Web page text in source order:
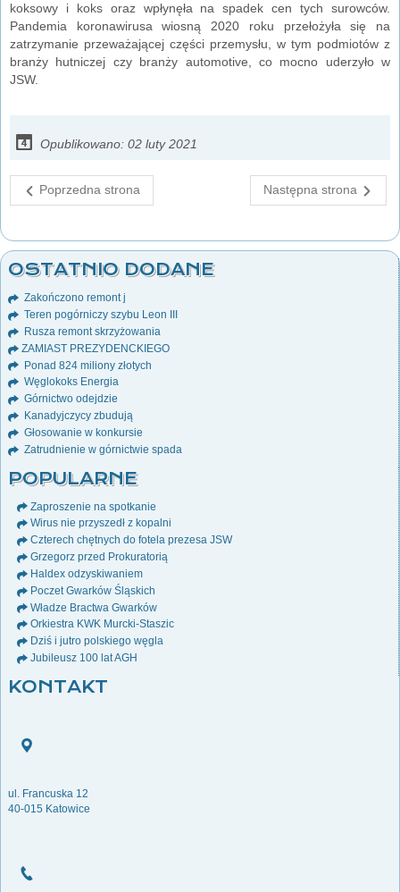
koksowy i koks oraz wpłynęła na spadek cen tych surowców.
Pandemia koronawirusa wiosną 2020 roku przełożyła się na
zatrzymanie przeważającej części przemysłu, w tym podmiotów z
branży hutniczej czy branży automotive, co mocno uderzyło w
JSW.
Opublikowano: 02 luty 2021
Poprzedna strona Następna strona
OSTATNIO DODANE
Zakończono remont j
Teren pogórniczy szybu Leon III
Rusza remont skrzyżowania
ZAMIAST PREZYDENCKIEGO
Ponad 824 miliony złotych
Węglokoks Energia
Górnictwo odejdzie
Kanadyjczycy zbudują
Głosowanie w konkursie
Zatrudnienie w górnictwie spada
POPULARNE
Zaproszenie na spotkanie
Wirus nie przyszedł z kopalni
Czterech chętnych do fotela prezesa JSW
Grzegorz przed Prokuratorią
Haldex odzyskiwaniem
Poczet Gwarków Śląskich
Władze Bractwa Gwarków
Orkiestra KWK Murcki-Staszic
Dziś i jutro polskiego węgla
Jubileusz 100 lat AGH
KONTAKT
ul. Francuska 12
40-015 Katowice